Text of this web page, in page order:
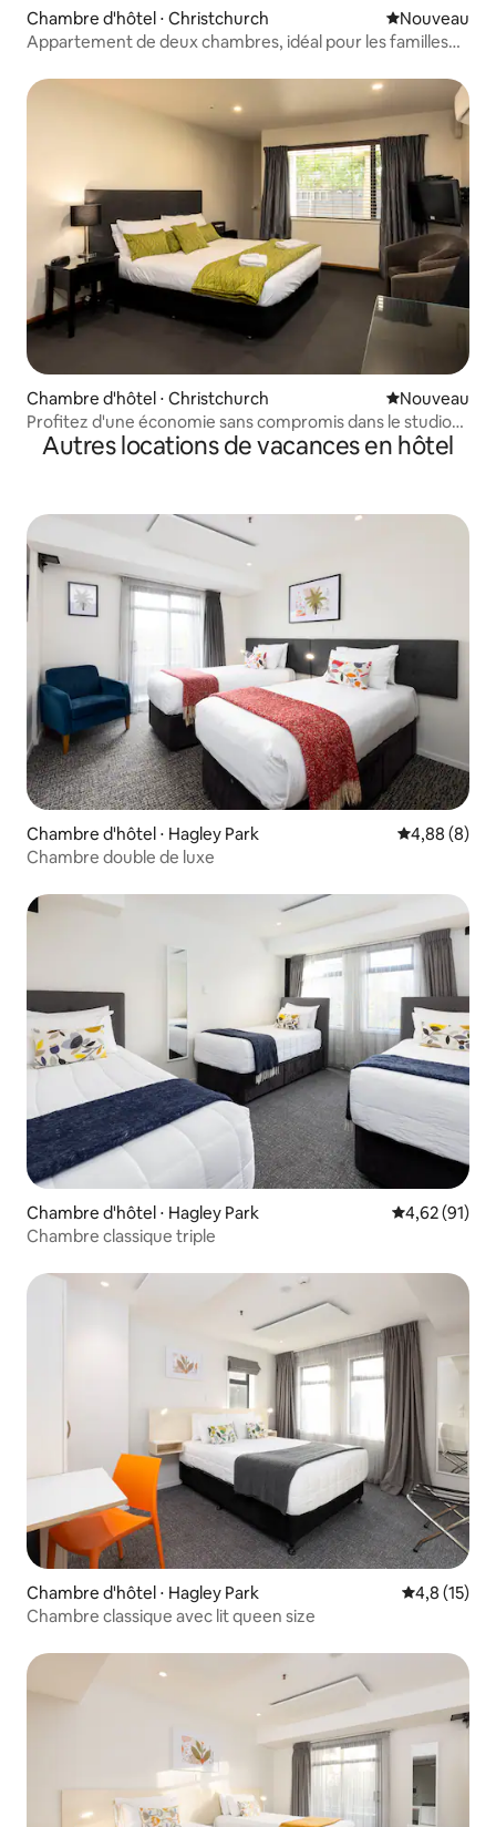
Chambre d'hôtel ⋅ Christchurch Nouvel
Nouveau
Appartement de deux chambres, idéal pour les familles
Chambre d'hôtel ⋅ Christchurch Nouvel
Nouveau
Profitez d'une économie sans compromis dans le studio
standard
Autres locations de vacances en hôtel
Chambre d'hôtel ⋅ Hagley Park Évaluation
4,88 (8)
Chambre double de luxe
Chambre d'hôtel ⋅ Hagley Park Évaluation
4,62 (91)
Chambre classique triple
Chambre d'hôtel ⋅ Hagley Park Évaluation
4,8 (15)
Chambre classique avec lit queen size